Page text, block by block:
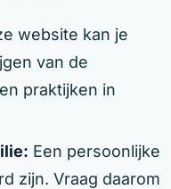
website kan je
van de
praktijken in
Een persoonlijke
zijn. Vraag daarom